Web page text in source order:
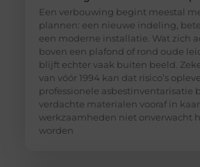
Een verbouwing begint meestal
plannen: een nieuwe indeling,
een moderne installatie. Wat zich
boven een plafond of rond oude
blijft echter vaak buiten beeld.
van vóór 1994 kan dat risico’s
professionele asbestinventarisatie
verdachte materialen vooraf in
werkzaamheden niet onverwacht
worden